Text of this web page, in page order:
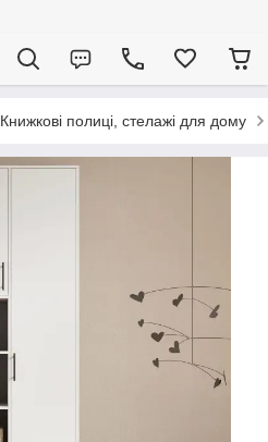
Книжкові полиці, стелажі для дому